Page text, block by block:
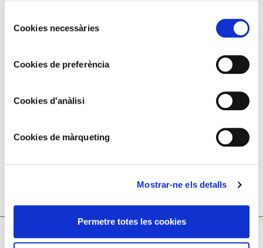
deCookies necessàries
Cookies de preferència
Cookies d'anàlisi
Cookies de màrqueting
Mostrar-ne els detalls
Permetre totes les cookies
CARLES NADAL